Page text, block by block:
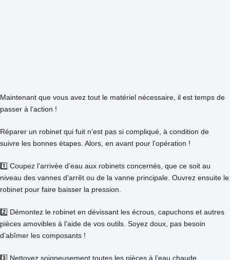
Maintenant que vous avez tout le matériel nécessaire, il est temps de
passer à l’action !
Réparer un robinet qui fuit n’est pas si compliqué, à condition de
suivre les bonnes étapes. Alors, en avant pour l’opération !
1️⃣ Coupez l’arrivée d’eau aux robinets concernés, que ce soit au
niveau des vannes d’arrêt ou de la vanne principale. Ouvrez ensuite le
robinet pour faire baisser la pression.
2️⃣ Démontez le robinet en dévissant les écrous, capuchons et autres
pièces amovibles à l’aide de vos outils. Soyez doux, pas besoin
d’abîmer les composants !
3️⃣ Nettoyez soigneusement toutes les pièces à l’eau chaude